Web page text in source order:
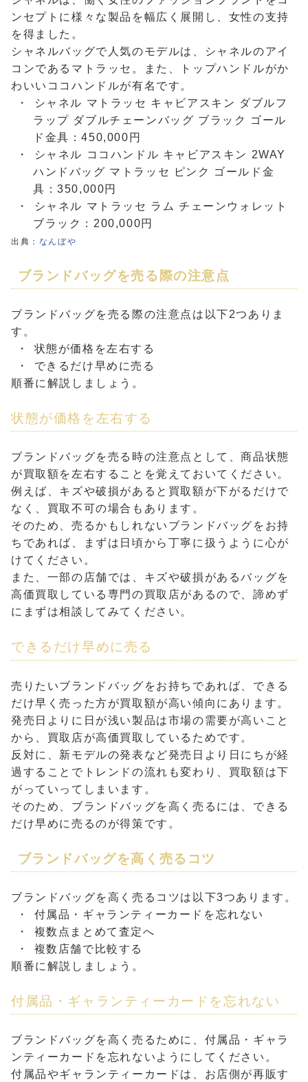
ンセプトに様々な製品を幅広く展開し、女性の支持
を得ました。
シャネルバッグで人気のモデルは、シャネルのアイ
コンであるマトラッセ。また、トップハンドルがか
わいいココハンドルが有名です。
シャネル マトラッセ キャビアスキン ダブルフ
ラップ ダブルチェーンバッグ ブラック ゴール
ド金具：450,000円
シャネル ココハンドル キャビアスキン 2WAY
ハンドバッグ マトラッセ ピンク ゴールド金
具：350,000円
シャネル マトラッセ ラム チェーンウォレット
ブラック：200,000円
出典： なんぼや
ブランドバッグを売る際の注意点
ブランドバッグを売る際の注意点は以下2つありま
す。
状態が価格を左右する
できるだけ早めに売る
順番に解説しましょう。
状態が価格を左右する
ブランドバッグを売る時の注意点として、商品状態
が買取額を左右することを覚えておいてください。
例えば、キズや破損があると買取額が下がるだけで
なく、買取不可の場合もあります。
そのため、売るかもしれないブランドバッグをお持
ちであれば、まずは日頃から丁寧に扱うように心が
けてください。
また、一部の店舗では、キズや破損があるバッグを
高価買取している専門の買取店があるので、諦めず
にまずは相談してみてください。
できるだけ早めに売る
売りたいブランドバッグをお持ちであれば、できる
だけ早く売った方が買取額が高い傾向にあります。
発売日よりに日が浅い製品は市場の需要が高いこと
から、買取店が高価買取しているためです。
反対に、新モデルの発表など発売日より日にちが経
過することでトレンドの流れも変わり、買取額は下
がっていってしまいます。
そのため、ブランドバッグを高く売るには、できる
だけ早めに売るのが得策です。
ブランドバッグを高く売るコツ
ブランドバッグを高く売るコツは以下3つあります。
付属品・ギャランティーカードを忘れない
複数点まとめて査定へ
複数店舗で比較する
順番に解説しましょう。
付属品・ギャランティーカードを忘れない
ブランドバッグを高く売るために、付属品・ギャラ
ンティーカードを忘れないようにしてください。
付属品やギャランティーカードは、お店側が再販す